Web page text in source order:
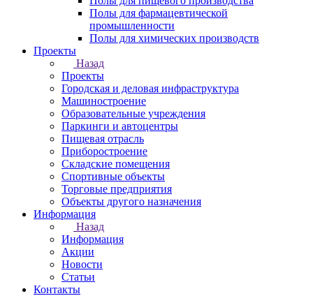
Полы для фармацевтической
промышленности
Полы для химических производств
Проекты
Назад
Проекты
Городская и деловая инфраструктура
Машиностроение
Образовательные учреждения
Паркинги и автоцентры
Пищевая отрасль
Приборостроение
Складские помещения
Спортивные объекты
Торговые предприятия
Объекты другого назначения
Информация
Назад
Информация
Акции
Новости
Статьи
Контакты